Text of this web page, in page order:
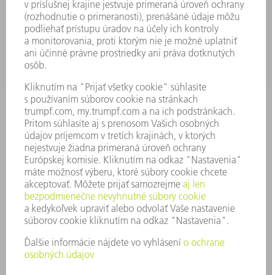
PODNIK
KARIÉRA
PONUKY PRACOVNÝCH MIEST
PROFIL FIRMY
PREDSTAVENSTVO
SPRÁVA O HOSPODÁRENÍ
FIREMNÉ PRINCÍPY
ZHODA
SYSTÉM OZNAMOVANIA
SECURITY
TLAČOVÉ SPRÁVY
ČASOPISY
STABILITA
ŽIVOTNÉ PROSTREDIE & KLÍMA
SOCIÁLNE VECI & SPOLOČNOSŤ
VEDENIE PODNIKU